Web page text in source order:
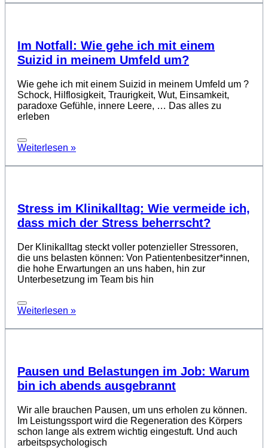
Im Notfall: Wie gehe ich mit einem
Suizid in meinem Umfeld um?
Wie gehe ich mit einem Suizid in meinem Umfeld um ?
Schock, Hilflosigkeit, Traurigkeit, Wut, Einsamkeit,
paradoxe Gefühle, innere Leere, … Das alles zu
erleben
Weiterlesen »
Stress im Klinikalltag: Wie vermeide ich,
dass mich der Stress beherrscht?
Der Klinikalltag steckt voller potenzieller Stressoren,
die uns belasten können: Von Patientenbesitzer*innen,
die hohe Erwartungen an uns haben, hin zur
Unterbesetzung im Team bis hin
Weiterlesen »
Pausen und Belastungen im Job: Warum
bin ich abends ausgebrannt
Wir alle brauchen Pausen, um uns erholen zu können.
Im Leistungssport wird die Regeneration des Körpers
schon lange als extrem wichtig eingestuft. Und auch
arbeitspsychologisch